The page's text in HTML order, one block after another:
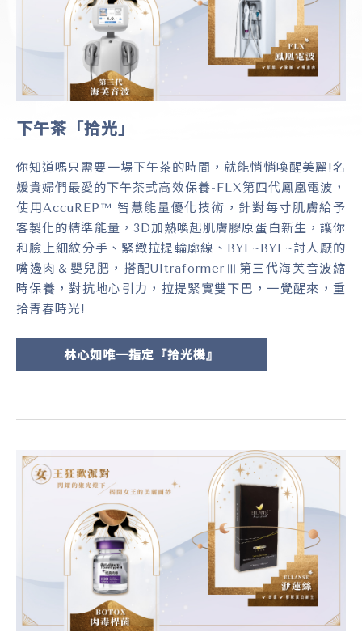
下午茶「拾光」
你知道嗎只需要一場下午茶的時間，就能悄悄喚醒美麗!名
媛貴婦們最愛的下午茶式高效保養-FLX第四代鳳凰電波，
使用AccuREP™ 智慧能量優化技術，針對每寸肌膚給予
客製化的精準能量，3D加熱喚起肌膚膠原蛋白新生，讓你
和臉上細紋分手、緊緻拉提輪廓線、BYE~BYE~討人厭的
嘴邊肉＆嬰兒肥，搭配UltraformerⅢ第三代海芙音波縮
時保養，對抗地心引力，拉提緊實雙下巴，一覺醒來，重
拾青春時光!
林心如唯一指定『拾光機』